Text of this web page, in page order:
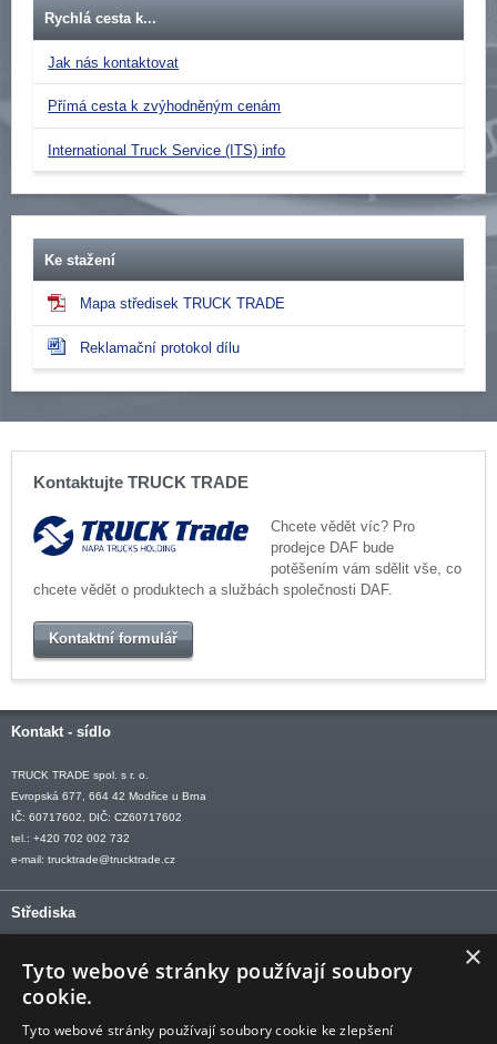
Rychlá cesta k...
Jak nás kontaktovat
Přímá cesta k zvýhodněným cenám
International Truck Service (ITS) info
Ke stažení
Mapa středisek TRUCK TRADE
Reklamační protokol dílu
Kontaktujte TRUCK TRADE
Chcete vědět víc? Pro
prodejce DAF bude
potěšením vám sdělit vše, co
chcete vědět o produktech a službách společnosti DAF.
Kontaktní formulář
Kontakt - sídlo
TRUCK TRADE spol. s r. o.
Evropská 677, 664 42 Modřice u Brna
IČ: 60717602, DIČ: CZ60717602
tel.: +420 702 002 732
e-mail: trucktrade@trucktrade.cz
Střediska
OSTRAVA tel: +420 602 547 882
OTROKOVICE tel: +420 577 110 921-2
×
Tyto webové stránky používají soubory
cookie.
Tyto webové stránky používají soubory cookie ke zlepšení